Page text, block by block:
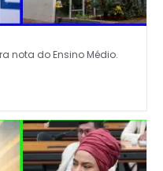
nota do Ensino Médio.